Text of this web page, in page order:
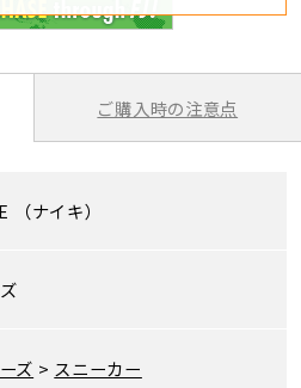
ご購入時の注意点
（ナイキ）
ズ > スニーカー